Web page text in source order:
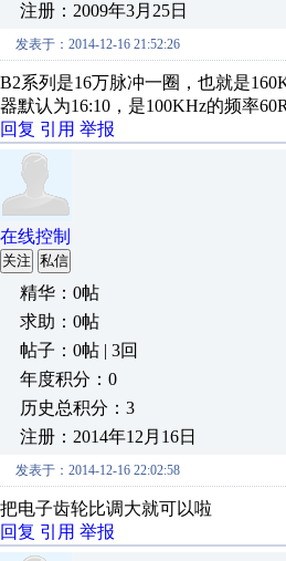
注册：2009年3月25日
发表于：2014-12-16 21:52:26
B2系列是16万脉冲一圈，也就是
器默认为16:10，是100KHz的频率
回复 引用 举报
在线控制
关注 私信
精华：0帖
求助：0帖
帖子：0帖 | 3回
年度积分：0
历史总积分：3
注册：2014年12月16日
发表于：2014-12-16 22:02:58
把电子齿轮比调大就可以啦
回复 引用 举报